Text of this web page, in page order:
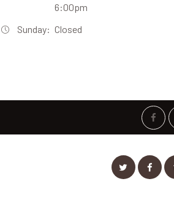
6:00pm
Sunday: Closed